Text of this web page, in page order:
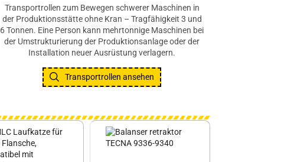
Transportrollen zum Bewegen schwerer Maschinen in
der Produktionsstätte ohne Kran – Tragfähigkeit 3 und
6 Tonnen. Eine Person kann mehrtonnige Maschinen bei
der Umstrukturierung der Produktionsanlage oder der
Installation neuer Ausrüstung verlagern.
Transportrollen ansehen